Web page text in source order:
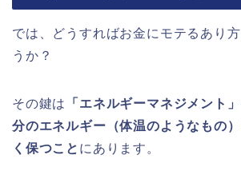
では、どうすればお金にモテるあり
うか？
その鍵は 「エネルギーマネジメント」
分のエネルギー（体温のようなもの
く保つこと にあります。